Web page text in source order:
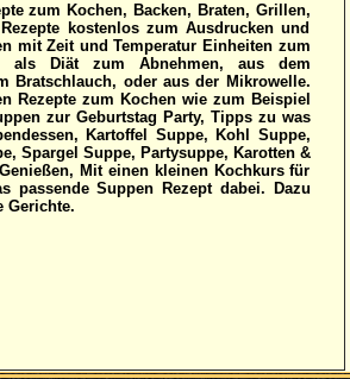
zum Kochen, Backen, Braten, Grillen,
kostenlos zum Ausdrucken und
mit Zeit und Temperatur Einheiten zum
als Diät zum Abnehmen, aus dem
Bratschlauch, oder aus der Mikrowelle.
Rezepte zum Kochen wie zum Beispiel
zur Geburtstag Party, Tipps zu was
Kartoffel Suppe, Kohl Suppe,
Spargel Suppe, Partysuppe, Karotten &
Mit einen kleinen Kochkurs für
passende Suppen Rezept dabei. Dazu
Gerichte.